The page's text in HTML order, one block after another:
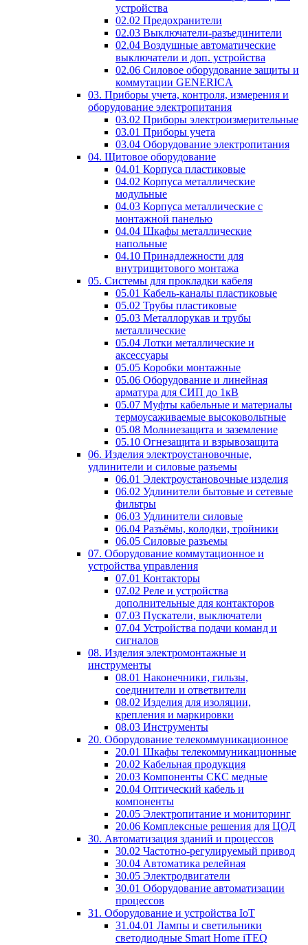
устройства
02.02 Предохранители
02.03 Выключатели-разъединители
02.04 Воздушные автоматические
выключатели и доп. устройства
02.06 Силовое оборудование защиты и
коммутации GENERICA
03. Приборы учета, контроля, измерения и
оборудование электропитания
03.02 Приборы электроизмерительные
03.01 Приборы учета
03.04 Оборудование электропитания
04. Щитовое оборудование
04.01 Корпуса пластиковые
04.02 Корпуса металлические
модульные
04.03 Корпуса металлические с
монтажной панелью
04.04 Шкафы металлические
напольные
04.10 Принадлежности для
внутрищитового монтажа
05. Системы для прокладки кабеля
05.01 Кабель-каналы пластиковые
05.02 Трубы пластиковые
05.03 Металлорукав и трубы
металлические
05.04 Лотки металлические и
аксессуары
05.05 Коробки монтажные
05.06 Оборудование и линейная
арматура для СИП до 1кВ
05.07 Муфты кабельные и материалы
термоусаживаемые высоковольтные
05.08 Молниезащита и заземление
05.10 Огнезащита и взрывозащита
06. Изделия электроустановочные,
удлинители и силовые разъемы
06.01 Электроустановочные изделия
06.02 Удлинители бытовые и сетевые
фильтры
06.03 Удлинители силовые
06.04 Разъёмы, колодки, тройники
06.05 Силовые разъемы
07. Оборудование коммутационное и
устройства управления
07.01 Контакторы
07.02 Реле и устройства
дополнительные для контакторов
07.03 Пускатели, выключатели
07.04 Устройства подачи команд и
сигналов
08. Изделия электромонтажные и
инструменты
08.01 Наконечники, гильзы,
соединители и ответвители
08.02 Изделия для изоляции,
крепления и маркировки
08.03 Инструменты
20. Оборудование телекоммуникационное
20.01 Шкафы телекоммуникационные
20.02 Кабельная продукция
20.03 Компоненты СКС медные
20.04 Оптический кабель и
компоненты
20.05 Электропитание и мониторинг
20.06 Комплексные решения для ЦОД
30. Автоматизация зданий и процессов
30.02 Частотно-регулируемый привод
30.04 Автоматика релейная
30.05 Электродвигатели
30.01 Оборудование автоматизации
процессов
31. Оборудование и устройства IoT
31.04.01 Лампы и светильники
светодиодные Smart Home iTEQ